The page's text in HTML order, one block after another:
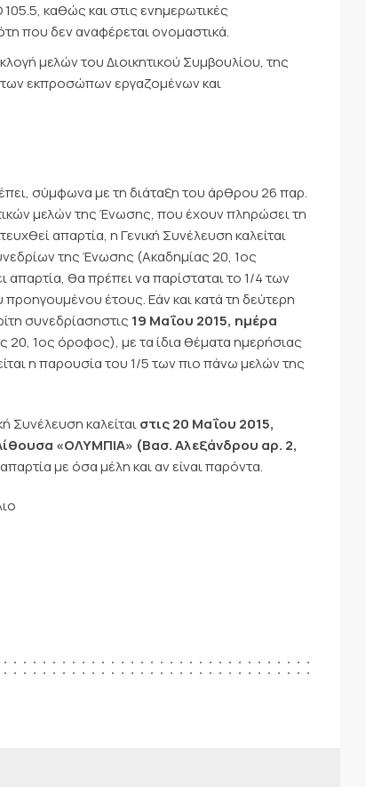
καθώς και στις ενημερωτικές
που δεν αναφέρεται ονομαστικά.
μελών του Διοικητικού Συμβουλίου, της
των εκπροσώπων εργαζομένων και
σύμφωνα με τη διάταξη του άρθρου 26 παρ.
μελών της Ένωσης, που έχουν πληρώσει τη
απαρτία, η Γενική Συνέλευση καλείται
της Ένωσης (Ακαδημίας 20, 1ος
απαρτία, θα πρέπει να παρίσταται το 1/4 των
έτους. Εάν και κατά τη δεύτερη
συνεδρίασηστις 19 Μαΐου 2015, ημέρα
1ος όροφος), με τα ίδια θέματα ημερήσιας
η παρουσία του 1/5 των πιο πάνω μελών της
Συνέλευση καλείταιστις 20 Μαΐου 2015,
«ΟΛΥΜΠΙΑ» (Βασ. Αλεξάνδρου αρ. 2,
με όσα μέλη και αν είναι παρόντα.